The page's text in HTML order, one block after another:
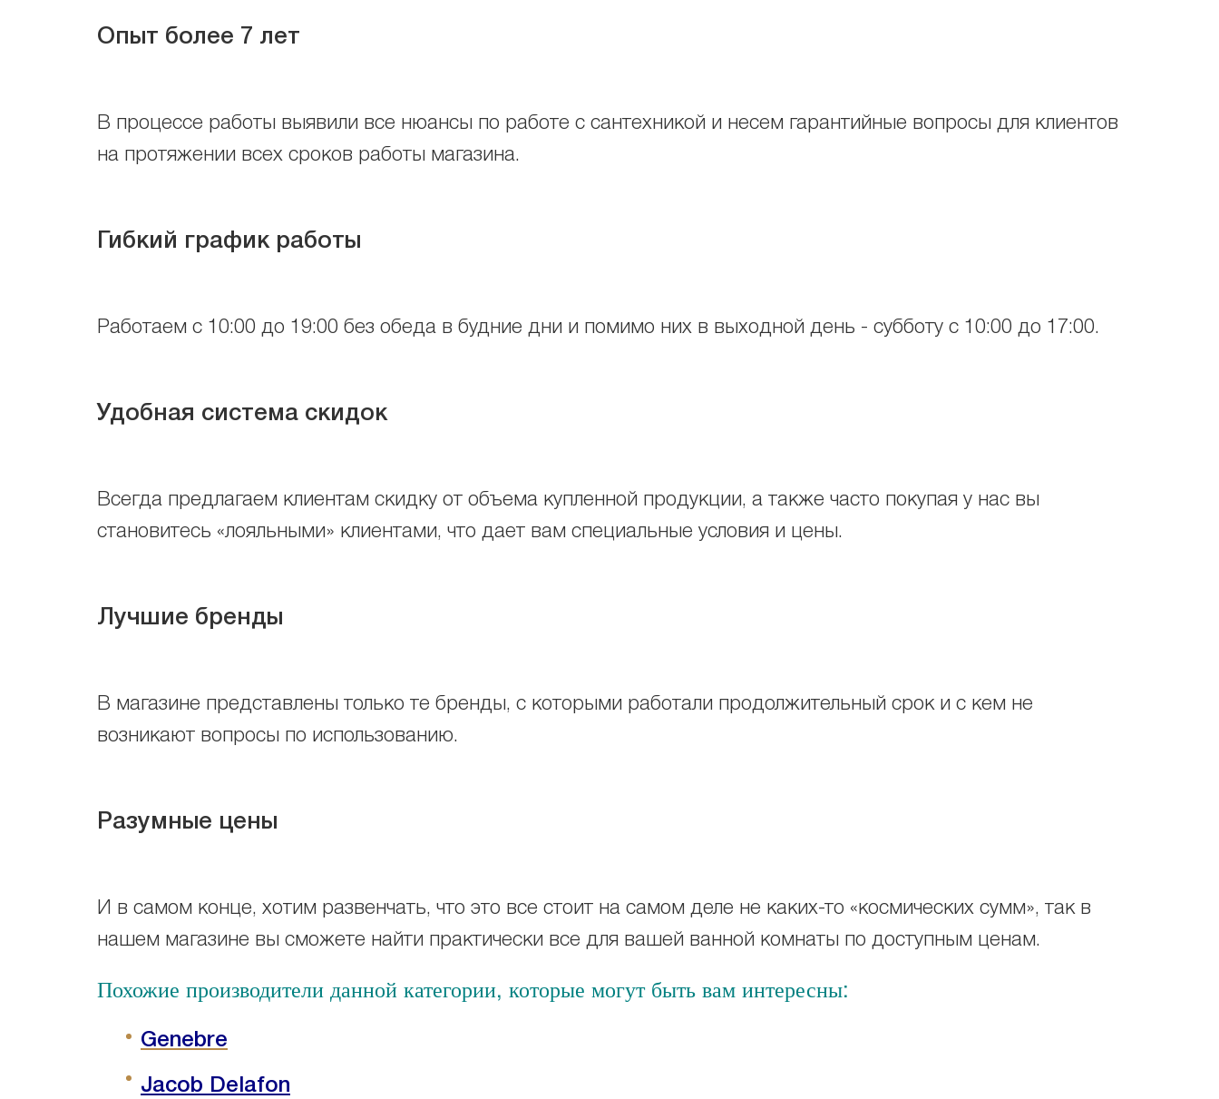
Опыт более 7 лет
В процессе работы выявили все нюансы по работе с сантехникой и несем гарантийные вопросы для клиентов
на протяжении всех сроков работы магазина.
Гибкий график работы
Работаем с 10:00 до 19:00 без обеда в будние дни и помимо них в выходной день - субботу с 10:00 до 17:00.
Удобная система скидок
Всегда предлагаем клиентам скидку от объема купленной продукции, а также часто покупая у нас вы
становитесь «лояльными» клиентами, что дает вам специальные условия и цены.
Лучшие бренды
В магазине представлены только те бренды, с которыми работали продолжительный срок и с кем не
возникают вопросы по использованию.
Разумные цены
И в самом конце, хотим развенчать, что это все стоит на самом деле не каких-то «космических сумм», так в
нашем магазине вы сможете найти практически все для вашей ванной комнаты по доступным ценам.
Похожие производители данной категории, которые могут быть вам интересны:
Genebre
Jacob Delafon